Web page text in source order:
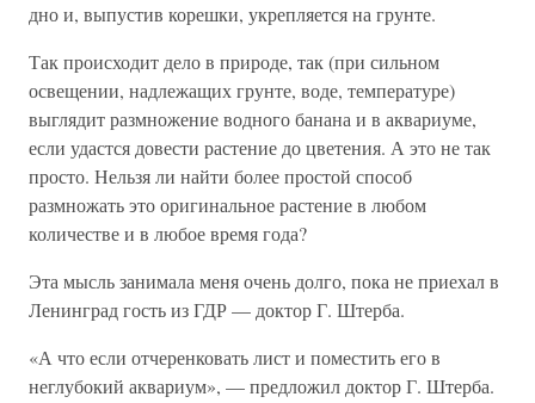
дно и, выпустив корешки, укрепляется на грунте.
Так происходит дело в природе, так (при сильном
освещении, надлежащих грунте, воде, температуре)
выглядит размножение водного банана и в аквариуме,
если удастся довести растение до цветения. А это не так
просто. Нельзя ли найти более простой способ
размножать это оригинальное растение в любом
количестве и в любое время года?
Эта мысль занимала меня очень долго, пока не приехал в
Ленинград гость из ГДР — доктор Г. Штерба.
«А что если отчеренковать лист и поместить его в
неглубокий аквариум», — предложил доктор Г. Штерба.